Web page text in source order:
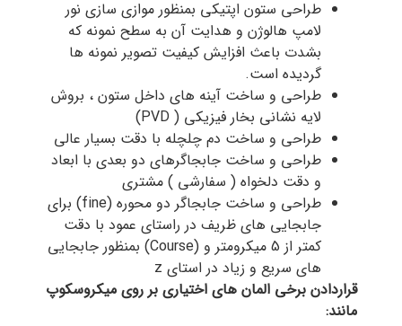
طراحی ستون اپتیکی بمنظور موازی سازی نور
لامپ هالوژن و هدایت آن به سطح نمونه که
بشدت باعث افزایش کیفیت تصویر نمونه ها
گردیده است.
طراحی و ساخت آینه های داخل ستون ، بروش
لایه نشانی بخار فیزیکی ( PVD)
طراحی و ساخت دم چلچله با دقت بسیار عالی
طراحی و ساخت جابجاگرهای دو بعدی با ابعاد
و دقت دلخواه ( سفارشی ) مشتری
طراحی و ساخت جابجاگر دو محوره (fine) برای
جابجایی های ظریف در راستای عمود با دقت
کمتر از 5 میکرومتر و (Course) بمنظور جابجایی
های سریع و زیاد در استای z
قراردادن برخی المان های اختیاری بر روی میکروسکوپ
مانند: